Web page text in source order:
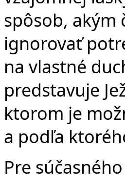
spôsob, akým
ignorovať
na vlastné
predstavuje
ktorom je
a podľa
Pre